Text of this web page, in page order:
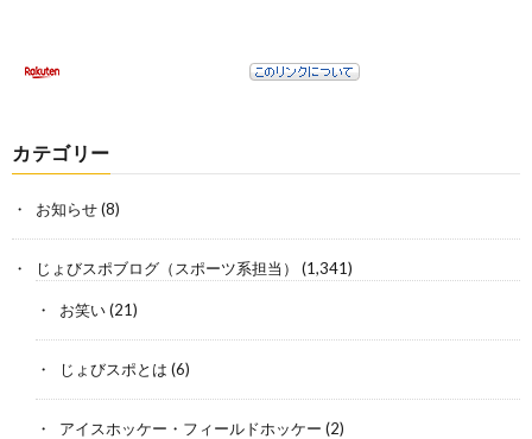
カテゴリー
お知らせ(8)
じょびスポブログ（スポーツ系担当） (1,341)
お笑い(21)
じょびスポとは (6)
アイスホッケー・フィールドホッケー (2)